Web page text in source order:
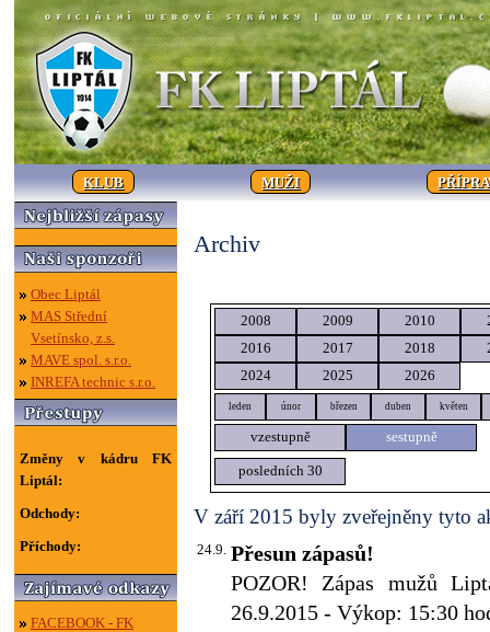
KLUB MUŽI
Obec Liptál
MAS Střední
Vsetínsko, z.s.
MAVE spol. s.r.o.
INREFA technic s.r.o.
Změny v kádru FK
Liptál:
Odchody:
Příchody:
FACEBOOK - FK
Archiv
2008 2009 2010
2016
2017 2018
2024
2025 2026
leden únor březen duben květen
vzestupně sestupně
posledních 30
V září 2015 byly zveřejněny tyto
24.9. Přesun zápasů!
POZOR! Zápas mužů
26.9.2015 - Výkop: 15:30